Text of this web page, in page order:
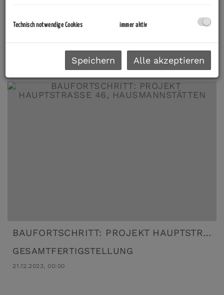
BAUFORTSCHRITT: CHALETS HOHENTAUERN
04.03.2024, 00:00
BAUFORTSCHRITT: PROJEKT HAUPTSTRASSE 46, HAUSMANNSTÄTTEN
GESAMTFERTIGSTELLUNG
21.12.2023, 00:00
Technisch notwendige Cookies immer aktiv
Speichern Alle akzeptieren